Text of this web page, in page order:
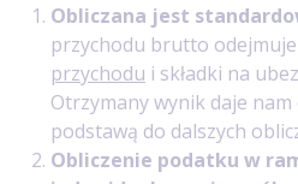
Obliczana jest
przychodu brutto
przychodu i składki na
Otrzymany wynik daje nam
podstawą do dalszych
Obliczenie podatku w